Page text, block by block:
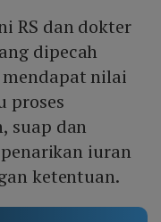
RS dan dokter
dipecah
mendapat nilai
proses
suap dan
iuran
ketentuan.